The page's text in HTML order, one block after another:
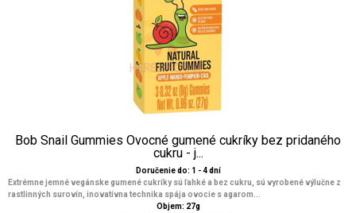
Bob Snail Gummies Ovocné gumené cukríky bez pridaného
cukru - j...
Doručenie do: 1 - 4 dní
Extrémne jemné vegánske gumené cukríky sú ľahké a bez cukru, sú vyrobené výlučne z
rastlinných surovín, inovatívna technika spája ovocie s agarom...
Objem: 27g